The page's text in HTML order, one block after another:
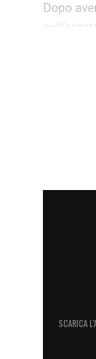
Dopo
viene
SCARICA